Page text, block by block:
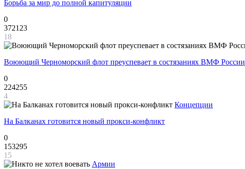
Борьба за мир до полной капитуляции
0
372123
18
Воюющий Черноморский флот преуспевает в состязаниях ВМФ России
0
224255
4
Концепции
На Балканах готовится новый прокси-конфликт
0
153295
15
Армии